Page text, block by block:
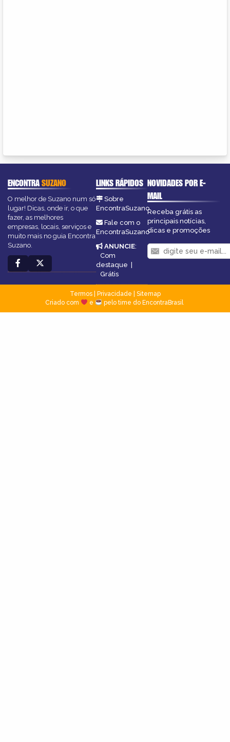
ENCONTRASUZANO
O melhor de Suzano num só
lugar! Dicas, onde ir, o que
fazer, as melhores
empresas, locais, serviços e
muito mais no guia Encontra
Suzano.
LINKS RÁPIDOS
Sobre
EncontraSuzano
Fale com o
EncontraSuzano
ANUNCIE:
Com
destaque |
Grátis
NOVIDADES POR E-
MAIL
Receba grátis as
principais notícias,
dicas e promoções
Termos| Privacidade
Sitemap
Criado com
e pelo time do EncontraBrasil